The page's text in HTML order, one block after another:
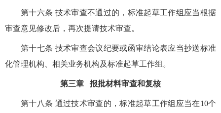
第十六条 技术审查不通过的，标准起草工作组应当根据
审查意见修改后，再次提请技术审查。
第十七条 技术审查会议纪要或函审结论表应当抄送标准
化管理机构、相关业务机构及标准起草工作组。
第三章 报批材料审查和复核
第十八条 通过技术审查的，标准起草工作组应当在10个